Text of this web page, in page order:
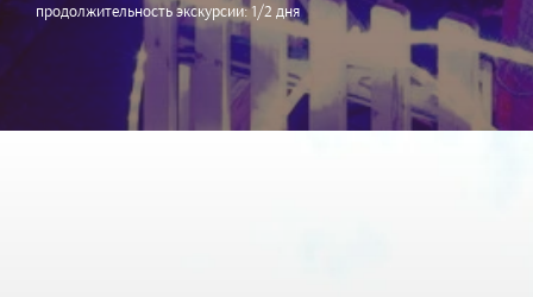
продолжительность экскурсии: 1/2 дня